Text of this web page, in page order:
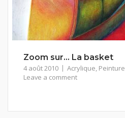
Zoom sur… La basket
4 août 2010 Acrylique, Peinture
Leave a comment